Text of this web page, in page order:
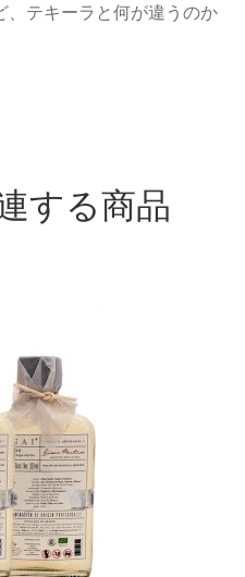
、テキーラと何が違うのか
する商品